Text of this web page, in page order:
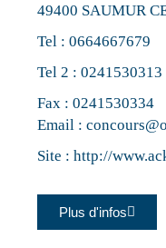
49400 SAUMUR
Tel :0664667679
Tel 2 :0241530313
Fax : 0241530334
Email :
Site :http://
Plus d'infos